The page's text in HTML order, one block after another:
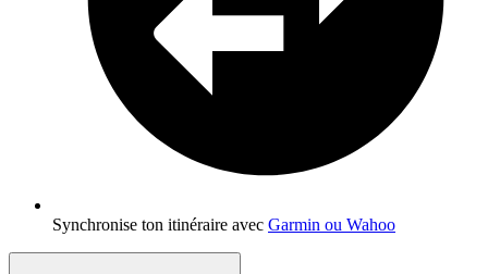
Synchronise ton itinéraire avec Garmin ou Wahoo